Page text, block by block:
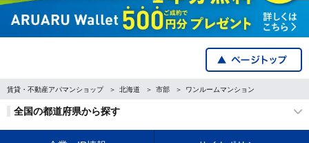
賃貸・不動産アパマンショップ 北海道 市部 ワンルームマンション
全国の都道府県から探す